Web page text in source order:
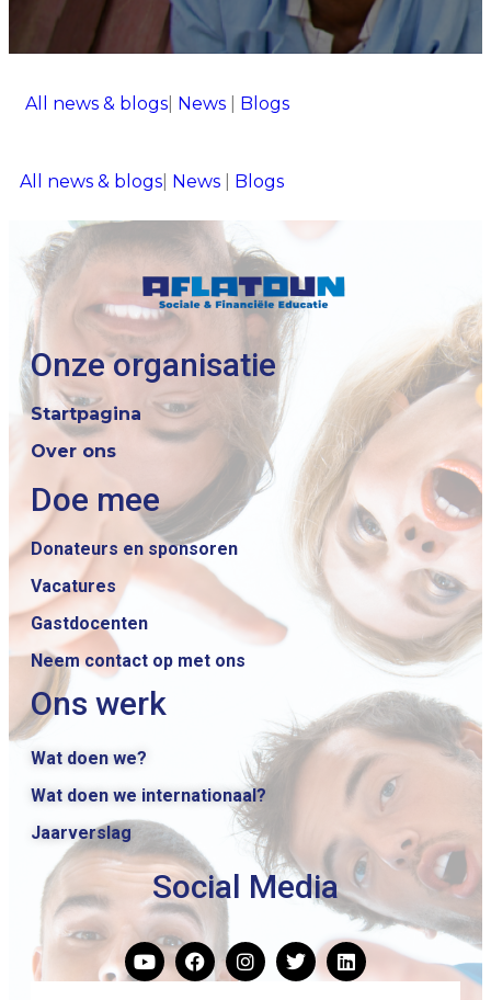
All news & blogs News Blogs
All news & blogs News Blogs
Onze organisatie
Startpagina
Over ons
Doe mee
Donateurs en sponsoren
Vacatures
Gastdocenten
Neem contact op met ons
Ons werk
Wat doen we?
Wat doen we internationaal?
Jaarverslag
Social Media